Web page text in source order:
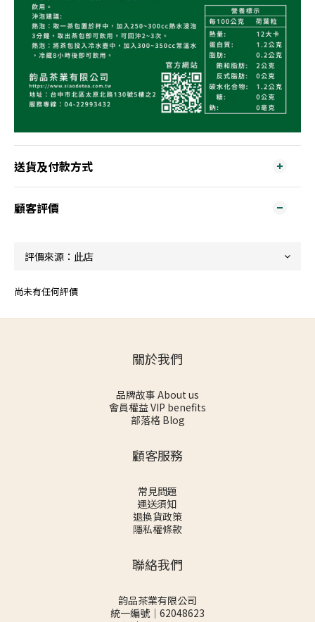
送貨及付款方式
顧客評價
尚未有任何評價
關於我們
品牌故事 About us
會員權益 VIP benefits
部落格 Blog
顧客服務
常見問題
運送須知
退換貨政策
隱私權條款
聯絡我們
韵品茶業有限公司
統一編號｜62048623